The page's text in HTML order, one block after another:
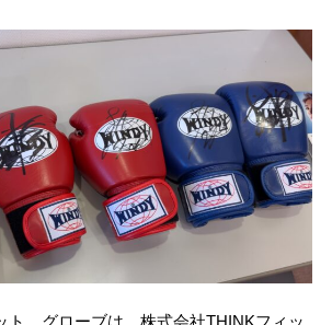
、グローブは、株式会社THINKフィッ